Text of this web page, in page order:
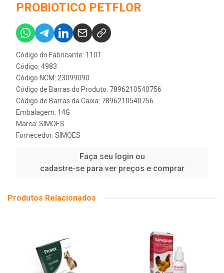
PROBIOTICO PETFLOR
Código do Fabricante: 1101
Código: 4983
Código NCM: 23099090
Código de Barras do Produto: 7896210540756
Código de Barras da Caixa: 7896210540756
Embalagem: 14G
Marca: SIMOES
Fornecedor: SIMOES
Faça seu login ou
cadastre-se para ver preços e comprar
Produtos Relacionados